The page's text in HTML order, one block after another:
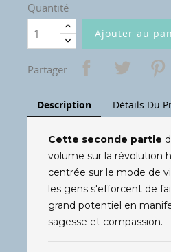
Quantité
Ajouter au
Partager
Description Détails Du
Cette seconde partie
volume sur la révolution
centrée sur le mode de
les gens s'efforcent de
grand potentiel en
sagesse et compassion.